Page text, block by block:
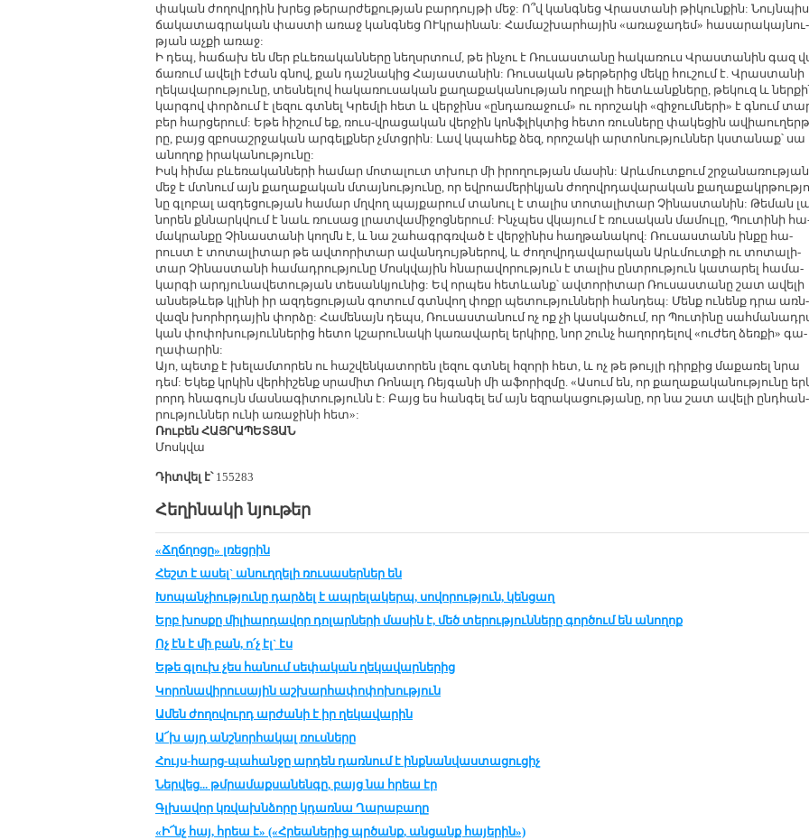
փա­կան ժո­ղովր­դին խրեց թե­րար­ժե­քու­թյան բար­դույ­թի մեջ: Ո՞վ կանգ­նեց Վրաս­տա­նի թի­կուն­քին:
ճա­կա­տագ­րա­կան փաս­տի ա­ռաջ կանգ­նեց ՈՒկ­րաի­նան: Հա­մաշ­խար­հա­յին «ա­ռա­ջա­դեմ» հա­սա­րա­կայ­նու­
թյան աչ­քի ա­ռաջ:
Ի դեպ, հա­ճախ են մեր բևե­ռա­կան­նե­րը նեղ­սր­տում, թե ին­չու է Ռու­սաս­տա­նը հա­կա­ռուս Վրաս­տա­նին գազ
ճա­ռում ա­վե­լի է­ժան գնով, քան դաշ­նա­կից Հա­յաս­տա­նին: Ռու­սա­կան թեր­թե­րից մե­կը հու­շում է. Վրաս­տա­նի
ղե­կա­վա­րու­թյու­նը, տես­նե­լով հա­կա­ռու­սա­կան քա­ղա­քա­կա­նու­թյան ող­բա­լի հետևանք­նե­րը, թե­կուզ և
կար­գով փոր­ձում է լե­զու գտ­նել Կրեմ­լի հետ և վեր­ջինս «ըն­դա­ռա­ջում» ու ո­րո­շա­կի «զի­ջում­նե­րի» է գնում
բեր հար­ցե­րում: Ե­թե հի­շում եք, ռուս-վրա­ցա­կան վեր­ջին կոնֆ­լիկ­տից հե­տո ռուս­նե­րը փա­կե­ցին
րը, բայց զբո­սաշր­ջա­կան ար­գելք­ներ չմտց­րին: Լավ կպա­հեք ձեզ, ո­րո­շա­կի ար­տո­նու­թյուն­ներ կս­տա­նաք՝ սա
ա­նո­ղոք ի­րա­կա­նու­թյու­նը:
Իսկ հի­մա բևե­ռա­կան­նե­րի հա­մար մո­տա­լուտ տխուր մի ի­րո­ղու­թյան մա­սին: Արևմուտ­քում շր­ջա­նա­ռու­թյան
մեջ է մտ­նում այն քա­ղա­քա­կան մտայ­նու­թյու­նը, որ եվ­րոա­մե­րի­կյան ժո­ղովր­դա­վա­րա­կան
նը գլո­բալ ազ­դե­ցու­թյան հա­մար մղ­վող պայ­քա­րում տա­նուլ է տա­լիս տո­տա­լի­տար Չի­նաս­տա­նին: Թե­ման
նո­րեն քն­նարկ­վում է նաև ռու­սաց լրատ­վա­մի­ջոց­նե­րում: Ինչ­պես վկա­յում է ռու­սա­կան մա­մու­լը, Պու­տի­նի
մակ­րան­քը Չի­նաս­տա­նի կողմն է, և նա շա­հագր­գռ­ված է վեր­ջի­նիս հաղ­թա­նա­կով: Ռու­սաս­տանն ին­քը հա­
րուստ է տո­տա­լի­տար թե ավ­տո­րի­տար ա­վան­դույթ­նե­րով, և ժո­ղովր­դա­վա­րա­կան Արևմուտ­քի ու տո­տա­լի­
տար Չի­նաս­տա­նի հա­մադ­րու­թյու­նը Մոսկ­վա­յին հնա­րա­վո­րու­թյուն է տա­լիս ընտ­րու­թյուն կա­տա­րել հա­մա­
կար­գի ար­դյու­նա­վե­տու­թյան տե­սան­կյու­նից: Եվ որ­պես հետևանք՝ ավ­տո­րի­տար Ռու­սաս­տա­նը շատ ա­վե­լի
ան­սեթևեթ կլի­նի իր ազ­դե­ցու­թյան գո­տում գտն­վող փոքր պե­տու­թյուն­նե­րի հան­դեպ: Մենք ու­նենք դրա առն­
վազն խոր­հր­դա­յին փոր­ձը: Հա­մե­նայն դեպս, Ռու­սաս­տա­նում ոչ ոք չի կաս­կա­ծում, որ Պու­տի­նը
կան փո­փո­խու­թյուն­նե­րից հե­տո կշա­րու­նա­կի կա­ռա­վա­րել եր­կի­րը, նոր շունչ հա­ղոր­դե­լով «ու­ժեղ ձեռ­քի» գա­
ղա­փա­րին:
Ա­յո, պետք է խե­լամ­տո­րեն ու հաշ­վեն­կա­տո­րեն լե­զու գտ­նել հզո­րի հետ, և ոչ թե թույ­լի դիր­քից մա­քա­ռել նրա
դեմ: Ե­կեք կր­կին վեր­հի­շենք սրա­միտ Ռո­նալդ Ռեյ­գա­նի մի ա­ֆո­րիզ­մը. «Ա­սում են, որ քա­ղա­քա­կա­նու­թյու­նը
րորդ հնա­գույն մաս­նա­գի­տու­թյունն է: Բայց ես հան­գել եմ այն եզ­րա­կա­ցու­թյա­նը, որ նա շատ ա­վե­լի ընդ­հան­
րու­թյուն­ներ ու­նի ա­ռա­ջի­նի հետ»:
Ռու­բեն ՀԱՅ­ՐԱ­ՊԵ­ՏՅԱՆ
Մոսկ­վա
Դիտվել է՝155283
Հեղինակի նյութեր
«Ճղճղոցը» լռեցրին
Հեշտ է ա­սել` ա­նուղ­ղե­լի ռու­սա­սեր­ներ են
Խո­պան­չիու­թ­յու­նը դար­ձել է ապ­րե­լա­կերպ, սո­վո­րու­թ­յուն, կեն­ցաղ
Երբ խոս­քը մի­լիար­դա­վոր դո­լար­նե­րի մա­սին է, մեծ տե­րու­թ­յուն­նե­րը գոր­ծում են ա­նո­ղոք
Ոչ էն է մի բան, ո՛չ էլ` էս
Եթե գլուխ չես հա­նում սե­փա­կան ղե­կա­վար­նե­րից
Կո­րո­նա­վի­րու­սա­յին աշ­խար­հա­փո­փո­խու­թ­յուն
Ամեն ժո­ղո­վուրդ ար­ժա­նի է իր ղե­կա­վա­րին
Ա՜խ այդ անշ­նոր­հա­կալ ռուս­նե­րը
Հույս-հարց-պա­հան­ջը ար­դեն դառ­նում է ինք­նան­վաս­տա­ցու­ցիչ
Ներ­վեց... թմ­րա­մաք­սա­նեն­գը, բայց նա հրեա էր
Գլխա­վոր կռ­վախն­ձո­րը կդառ­նա Ղա­րա­բա­ղը
«Ի՜նչ հայ, հրեա է» («Հրեա­նե­րից պր­ծանք, ան­ցանք հա­յե­րին»)